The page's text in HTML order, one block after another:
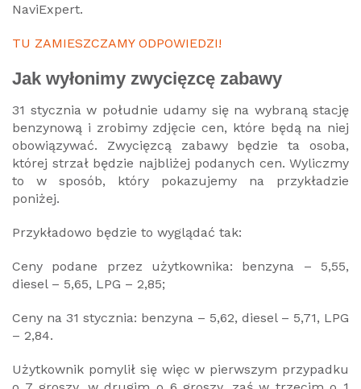
NaviExpert.
TU ZAMIESZCZAMY ODPOWIEDZI!
Jak wyłonimy zwycięzcę zabawy
31 stycznia w południe udamy się na wybraną stację
benzynową i zrobimy zdjęcie cen, które będą na niej
obowiązywać. Zwycięzcą zabawy będzie ta osoba,
której strzał będzie najbliżej podanych cen. Wyliczmy
to w sposób, który pokazujemy na przykładzie
poniżej.
Przykładowo będzie to wyglądać tak:
Ceny podane przez użytkownika: benzyna – 5,55,
diesel – 5,65, LPG – 2,85;
Ceny na 31 stycznia: benzyna – 5,62, diesel – 5,71, LPG
– 2,84.
Użytkownik pomylił się więc w pierwszym przypadku